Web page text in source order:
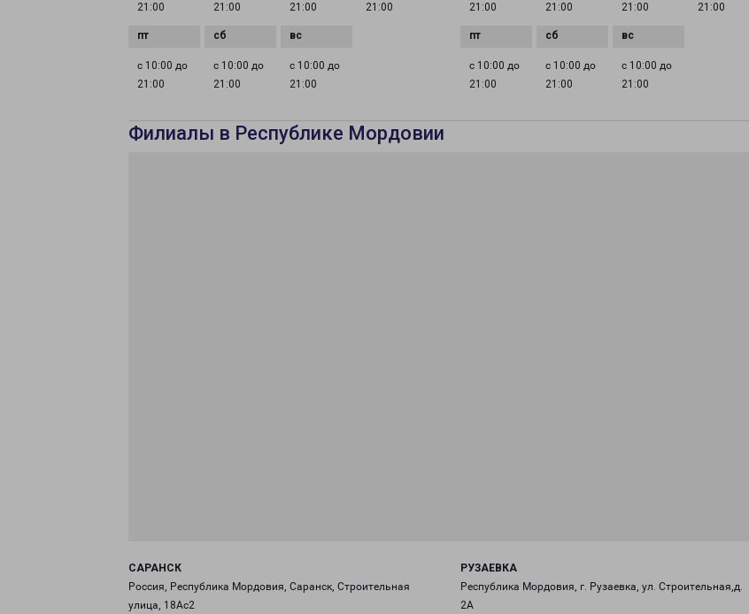
21:00
21:00
21:00
21:00
с 10:00 до
21:00
с 10:00 до
21:00
с 10:00 до
21:00
21:00
21:00
21:00
21:00
с 10:00 до
21:00
с 10:00 до
21:00
с 10:00 до
21:00
Филиалы в Республике Мордовии
САРАНСК
Россия, Республика Мордовия, Саранск, Строительная
улица, 18Ас2
РУЗАЕВКА
Республика Мордовия, г. Рузаевка, ул. Строительная,д.
2А